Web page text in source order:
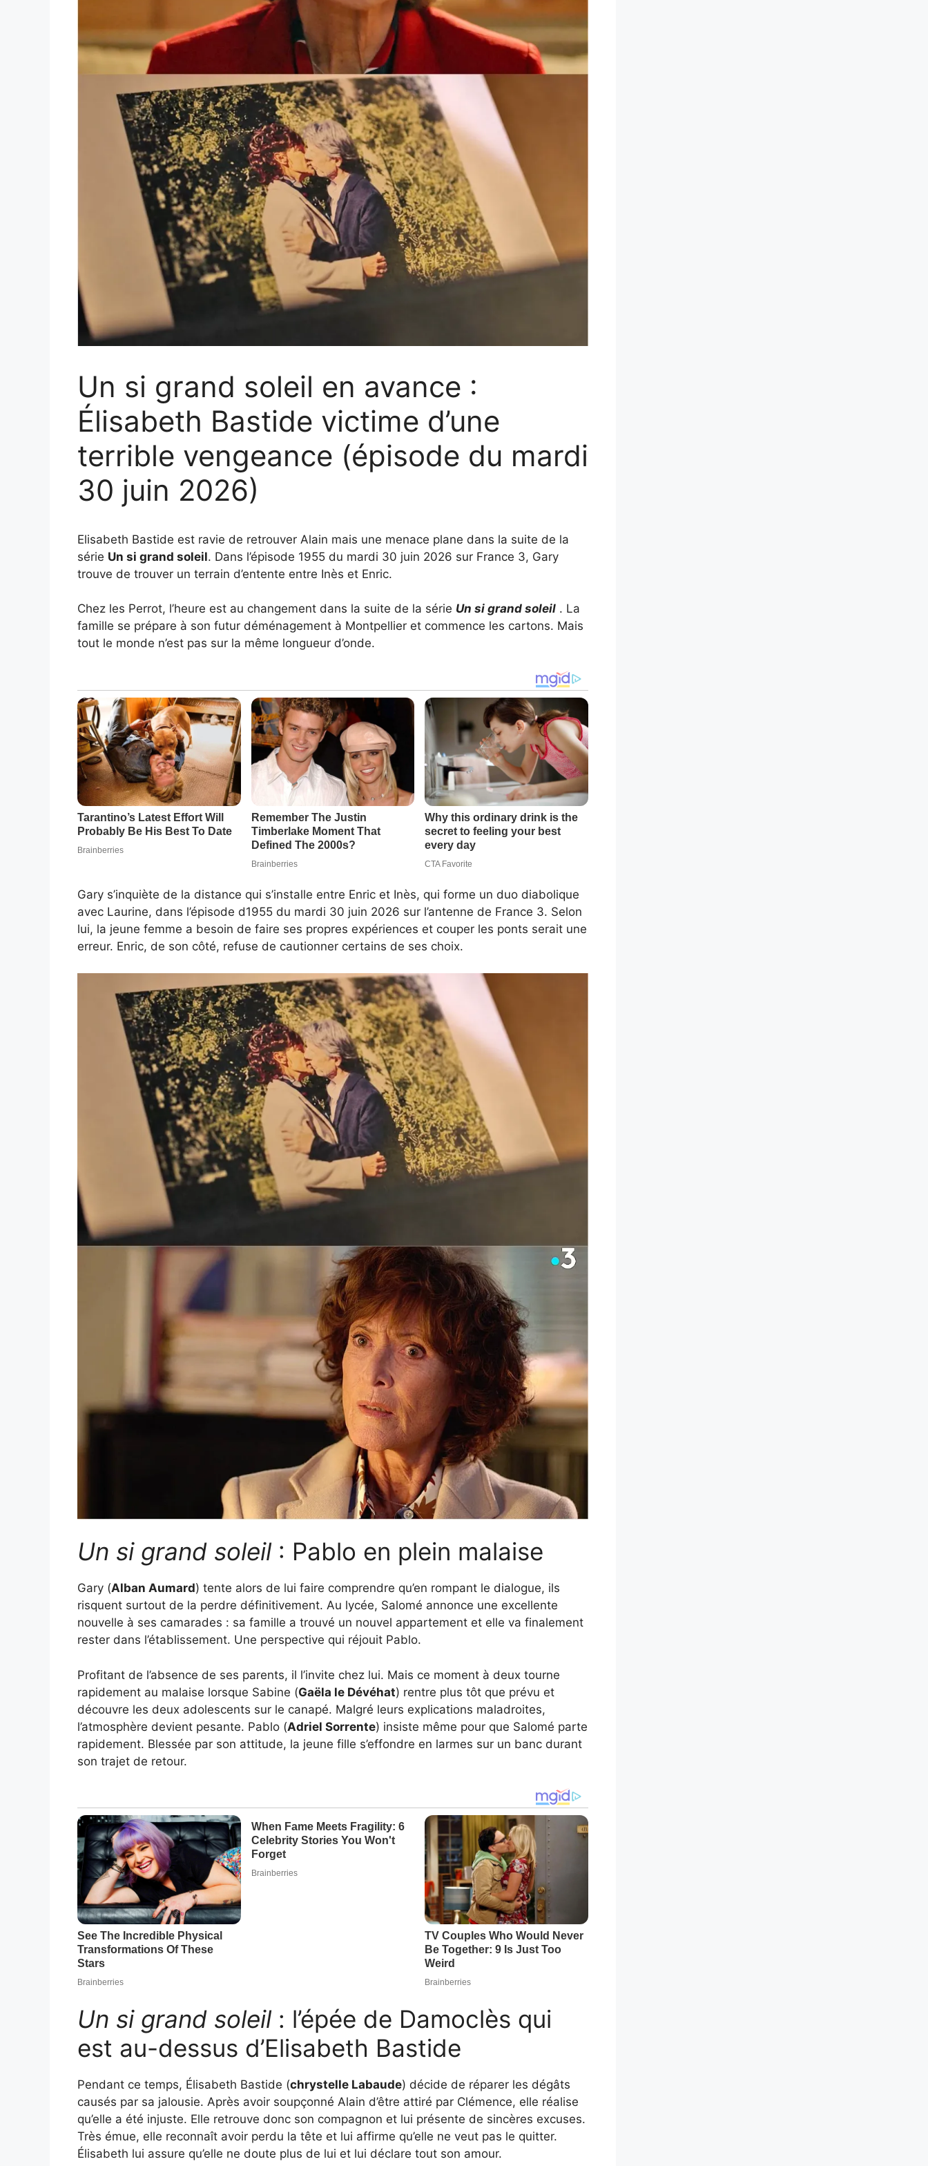
Un si grand soleil en avance :
Élisabeth Bastide victime d’une
terrible vengeance (épisode du mardi
30 juin 2026)
Elisabeth Bastide est ravie de retrouver Alain mais une menace plane dans la suite de la
série Un si grand soleil. Dans l’épisode 1955 du mardi 30 juin 2026 sur France 3, Gary
trouve de trouver un terrain d’entente entre Inès et Enric.
Chez les Perrot, l’heure est au changement dans la suite de la série Un si grand soleil . La
famille se prépare à son futur déménagement à Montpellier et commence les cartons. Mais
tout le monde n’est pas sur la même longueur d’onde.
Gary s’inquiète de la distance qui s’installe entre Enric et Inès, qui forme un duo diabolique
avec Laurine, dans l’épisode d1955 du mardi 30 juin 2026 sur l’antenne de France 3. Selon
lui, la jeune femme a besoin de faire ses propres expériences et couper les ponts serait une
erreur. Enric, de son côté, refuse de cautionner certains de ses choix.
Un si grand soleil : Pablo en plein malaise
Gary (Alban Aumard) tente alors de lui faire comprendre qu’en rompant le dialogue, ils
risquent surtout de la perdre définitivement. Au lycée, Salomé annonce une excellente
nouvelle à ses camarades : sa famille a trouvé un nouvel appartement et elle va finalement
rester dans l’établissement. Une perspective qui réjouit Pablo.
Profitant de l’absence de ses parents, il l’invite chez lui. Mais ce moment à deux tourne
rapidement au malaise lorsque Sabine (Gaëla le Dévéhat) rentre plus tôt que prévu et
découvre les deux adolescents sur le canapé. Malgré leurs explications maladroites,
l’atmosphère devient pesante. Pablo (Adriel Sorrente) insiste même pour que Salomé parte
rapidement. Blessée par son attitude, la jeune fille s’effondre en larmes sur un banc durant
son trajet de retour.
Un si grand soleil : l’épée de Damoclès qui
est au-dessus d’Elisabeth Bastide
Pendant ce temps, Élisabeth Bastide (chrystelle Labaude) décide de réparer les dégâts
causés par sa jalousie. Après avoir soupçonné Alain d’être attiré par Clémence, elle réalise
qu’elle a été injuste. Elle retrouve donc son compagnon et lui présente de sincères excuses.
Très émue, elle reconnaît avoir perdu la tête et lui affirme qu’elle ne veut pas le quitter.
Élisabeth lui assure qu’elle ne doute plus de lui et lui déclare tout son amour.